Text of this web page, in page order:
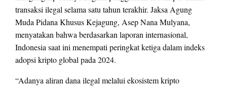
transaksi ilegal selama satu tahun terakhir. Jaksa Agung
Muda Pidana Khusus Kejagung, Asep Nana Mulyana,
menyatakan bahwa berdasarkan laporan internasional,
Indonesia saat ini menempati peringkat ketiga dalam indeks
adopsi kripto global pada 2024.
“Adanya aliran dana ilegal melalui ekosistem kripto